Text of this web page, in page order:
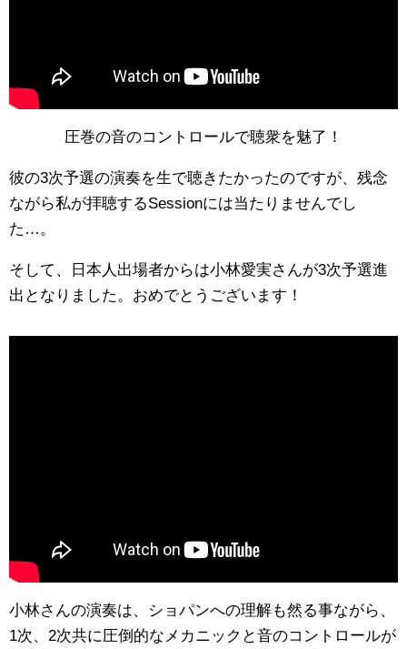
圧巻の音のコントロールで聴衆を魅了！
彼の3次予選の演奏を生で聴きたかったのですが、残念
ながら私が拝聴するSessionには当たりませんでし
た…。
そして、日本人出場者からは小林愛実さんが3次予選進
出となりました。おめでとうございます！
小林さんの演奏は、ショパンへの理解も然る事ながら、
1次、2次共に圧倒的なメカニックと音のコントロールが